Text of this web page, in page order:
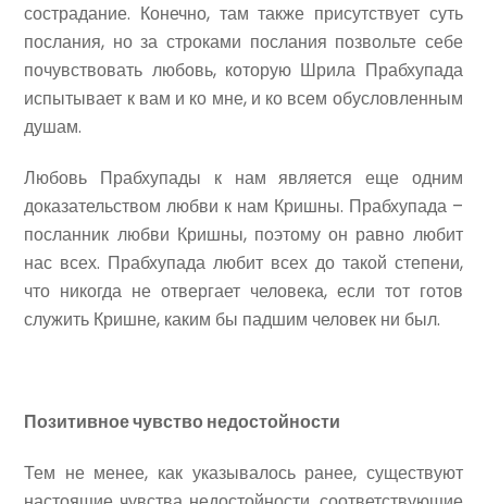
сострадание. Конечно, там также присутствует суть
послания, но за строками послания позвольте себе
почувствовать любовь, которую Шрила Прабхупада
испытывает к вам и ко мне, и ко всем обусловленным
душам.
Любовь Прабхупады к нам является еще одним
доказательством любви к нам Кришны. Прабхупада –
посланник любви Кришны, поэтому он равно любит
нас всех. Прабхупада любит всех до такой степени,
что никогда не отвергает человека, если тот готов
служить Кришне, каким бы падшим человек ни был.
Позитивное чувство недостойности
Тем не менее, как указывалось ранее, существуют